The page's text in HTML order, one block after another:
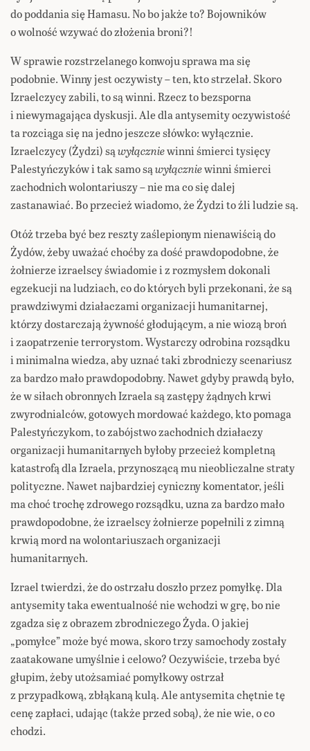
do poddania się Hamasu. No bo jakże to? Bojowników
o wolność wzywać do złożenia broni?!
W sprawie rozstrzelanego konwoju sprawa ma się
podobnie. Winny jest oczywisty – ten, kto strzelał. Skoro
Izraelczycy zabili, to są winni. Rzecz to bezsporna
i niewymagająca dyskusji. Ale dla antysemity oczywistość
ta rozciąga się na jedno jeszcze słówko: wyłącznie.
Izraelczycy (Żydzi) sąwyłączniewinni śmierci tysięcy
Palestyńczyków i tak samo sąwyłączniewinni śmierci
zachodnich wolontariuszy – nie ma co się dalej
zastanawiać. Bo przecież wiadomo, że Żydzi to źli ludzie są.
Otóż trzeba być bez reszty zaślepionym nienawiścią do
Żydów, żeby uważać choćby za dość prawdopodobne, że
żołnierze izraelscy świadomie i z rozmysłem dokonali
egzekucji na ludziach, co do których byli przekonani, że są
prawdziwymi działaczami organizacji humanitarnej,
którzy dostarczają żywność głodującym, a nie wiozą broń
i zaopatrzenie terrorystom. Wystarczy odrobina rozsądku
i minimalna wiedza, aby uznać taki zbrodniczy scenariusz
za bardzo mało prawdopodobny. Nawet gdyby prawdą było,
że w siłach obronnych Izraela są zastępy żądnych krwi
zwyrodnialców, gotowych mordować każdego, kto pomaga
Palestyńczykom, to zabójstwo zachodnich działaczy
organizacji humanitarnych byłoby przecież kompletną
katastrofą dla Izraela, przynoszącą mu nieobliczalne straty
polityczne. Nawet najbardziej cyniczny komentator, jeśli
ma choć trochę zdrowego rozsądku, uzna za bardzo mało
prawdopodobne, że izraelscy żołnierze popełnili z zimną
krwią mord na wolontariuszach organizacji
humanitarnych.
Izrael twierdzi, że do ostrzału doszło przez pomyłkę. Dla
antysemity taka ewentualność nie wchodzi w grę, bo nie
zgadza się z obrazem zbrodniczego Żyda. O jakiej
„pomyłce” może być mowa, skoro trzy samochody zostały
zaatakowane umyślnie i celowo? Oczywiście, trzeba być
głupim, żeby utożsamiać pomyłkowy ostrzał
z przypadkową, zbłąkaną kulą. Ale antysemita chętnie tę
cenę zapłaci, udając (także przed sobą), że nie wie, o co
chodzi.